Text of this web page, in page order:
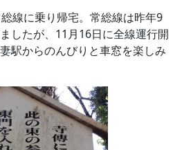
線に乗り帰宅。常総線は昨年9
したが、11月16日に全線運行開
駅からのんびりと車窓を楽しみ